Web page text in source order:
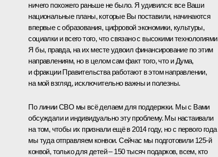
ничего похожего раньше не было. Я удивился: все Ваши
национальные планы, которые Вы поставили, начинаются
впервые с образования, цифровой экономики, культуры,
социалки и всего того, что связано с высокими
Я бы, правда, на их месте удвоил финансирование по этим
направлениям, но в целом сам факт того, что и Дума,
и фракции Правительства работают в этом направлении,
на мой взгляд, исключительно важны и полезны.
По линии СВО мы всё делаем для поддержки. Мы с Вами
обсуждали и индивидуально эту проблему. Мы настаивали
на том, чтобы их признали ещё в 2014 году, но с первого года
мы туда отправляем конвои. Сейчас мы подготовили 125-й
конвой, только для детей – 150 тысяч подарков, всем, кто